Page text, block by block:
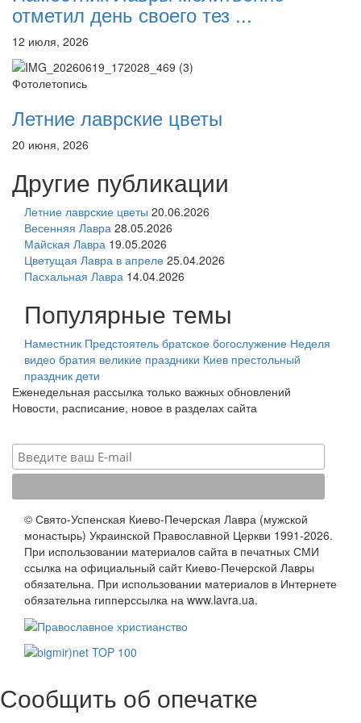
отметил день своего тез ...
12 июля, 2026
Фотолетопись
Летние лаврские цветы
20 июня, 2026
Другие публикации
Летние лаврские цветы 20.06.2026
Весенняя Лавра 28.05.2026
Майская Лавра 19.05.2026
Цветущая Лавра в апреле 25.04.2026
Пасхальная Лавра 14.04.2026
Популярные темы
Наместник Предстоятель братское богослужение Неделя
видео братия великие праздники Киев престольный
праздник дети
Еженедельная рассылка только важных обновлений
Новости, расписание, новое в разделах сайта
© Свято-Успенская Киево-Печерская Лавра (мужской
монастырь) Украинской Православной Церкви 1991-2026.
При использовании материалов сайта в печатных СМИ
ссылка на официальный сайт Киево-Печерской Лавры
обязательна. При использовании материалов в Интернете
обязательна гипперссылка на www.lavra.ua.
Сообщить об опечатке